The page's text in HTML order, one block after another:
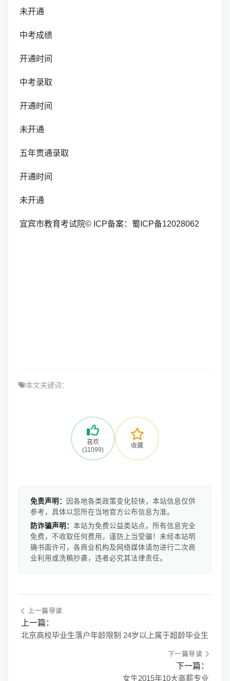
未开通
中考成绩
开通时间
中考录取
开通时间
未开通
五年贯通录取
开通时间
未开通
宜宾市教育考试院© ICP备案：蜀ICP备12028062
本文关键词：
喜欢
(11099)
收藏
免责声明：
因各地各类政策变化较快，本站信息仅供
参考，具体以您所在当地官方公布信息为准。
防诈骗声明： 本站为免费公益类站点，所有信息完全
免费，不收取任何费用，谨防上当受骗！未经本站明
确书面许可，各商业机构及网络媒体请勿进行二次商
业利用或洗稿抄袭，违者必究其法律责任。
上一篇导读
上一篇：
北京高校毕业生落户年龄限制 24岁以上属于超龄毕业生
下一篇导读
下一篇：
女生2015年10大高薪专业